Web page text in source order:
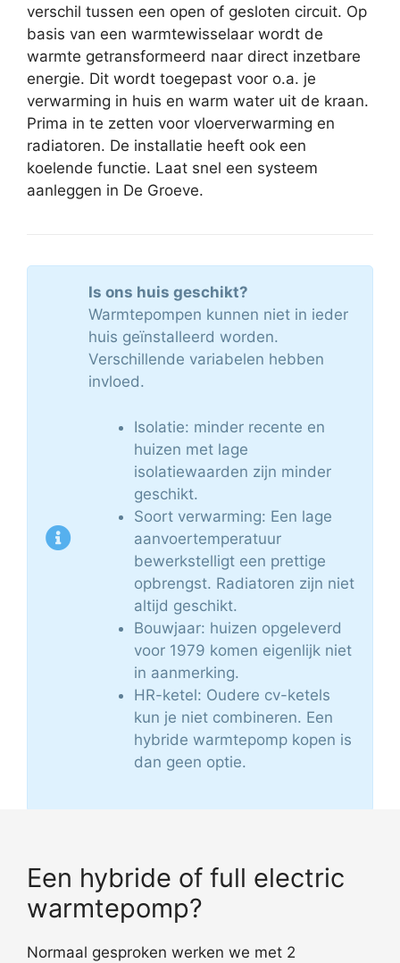
verschil tussen een open of gesloten circuit. Op
basis van een warmtewisselaar wordt de
warmte getransformeerd naar direct inzetbare
energie. Dit wordt toegepast voor o.a. je
verwarming in huis en warm water uit de kraan.
Prima in te zetten voor vloerverwarming en
radiatoren. De installatie heeft ook een
koelende functie. Laat snel een systeem
aanleggen in De Groeve.
Is ons huis geschikt?
Warmtepompen kunnen niet in ieder
huis geïnstalleerd worden.
Verschillende variabelen hebben
invloed.
Isolatie: minder recente en
huizen met lage
isolatiewaarden zijn minder
geschikt.
Soort verwarming: Een lage
aanvoertemperatuur
bewerkstelligt een prettige
opbrengst. Radiatoren zijn niet
altijd geschikt.
Bouwjaar: huizen opgeleverd
voor 1979 komen eigenlijk niet
in aanmerking.
HR-ketel: Oudere cv-ketels
kun je niet combineren. Een
hybride warmtepomp kopen is
dan geen optie.
Een hybride of full electric
warmtepomp?
Normaal gesproken werken we met 2